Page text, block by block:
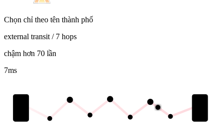
Chọn chỉ theo tên thành phố
external transit / 7 hops
chậm hơn 70 lần
7ms